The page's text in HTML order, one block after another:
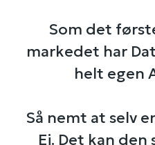
Som det
markedet har
helt egen
Så nemt at selv
Ej. Det kan